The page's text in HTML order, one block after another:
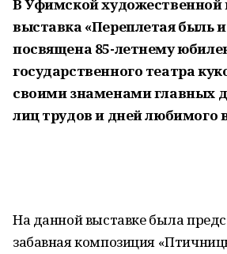
В Уфимской художественной
выставка «Переплетая быль
посвящена 85-летнему
государственного театра
своими знаменами главных
лиц трудов и дней любимого
На данной выставке была
забавная композиция